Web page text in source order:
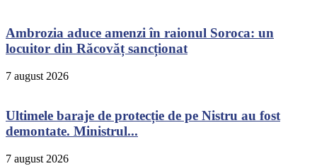
Ambrozia aduce amenzi în raionul Soroca: un
locuitor din Răcovăț sancționat
7 august 2026
Ultimele baraje de protecție de pe Nistru au fost
demontate. Ministrul...
7 august 2026